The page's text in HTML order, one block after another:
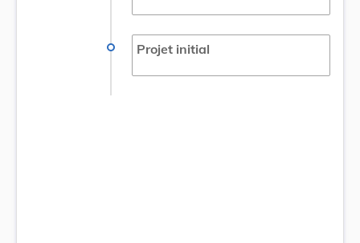
Projet initial